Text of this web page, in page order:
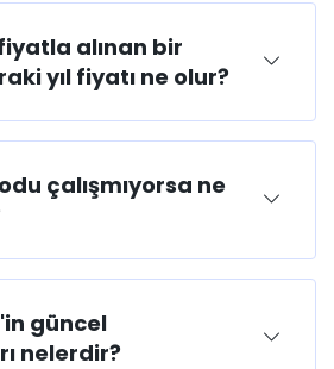
alınan bir
yıl fiyatı ne olur?
çalışmıyorsa ne
güncel
nelerdir?